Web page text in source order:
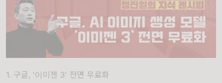
1. 구글, '이미젠 3' 전면 무료화